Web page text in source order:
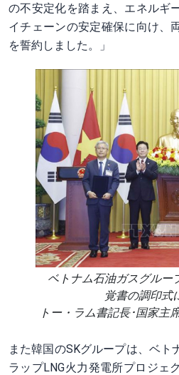
の不安定化を踏まえ、エネルギ
イチェーンの安定確保に向け、
を誓約しました。」
ベトナム石油ガスグルー
覚書の調印式
トー・ラム書記長･国家主
また韓国のSKグループは、ベト
ラップLNG火力発電所プロジェ